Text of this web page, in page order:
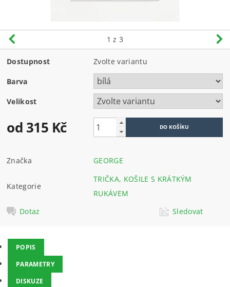
1 z 3
Dostupnost Zvolte variantu
Barva
Velikost
od 315 Kč
Značka GEORGE
Kategorie
TRIČKA, KOŠILE S KRÁTKÝM
RUKÁVEM
Dotaz
Sledovat
POPIS
PARAMETRY
DISKUZE